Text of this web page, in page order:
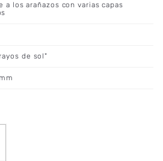
los arañazos con varias capas
de sol"